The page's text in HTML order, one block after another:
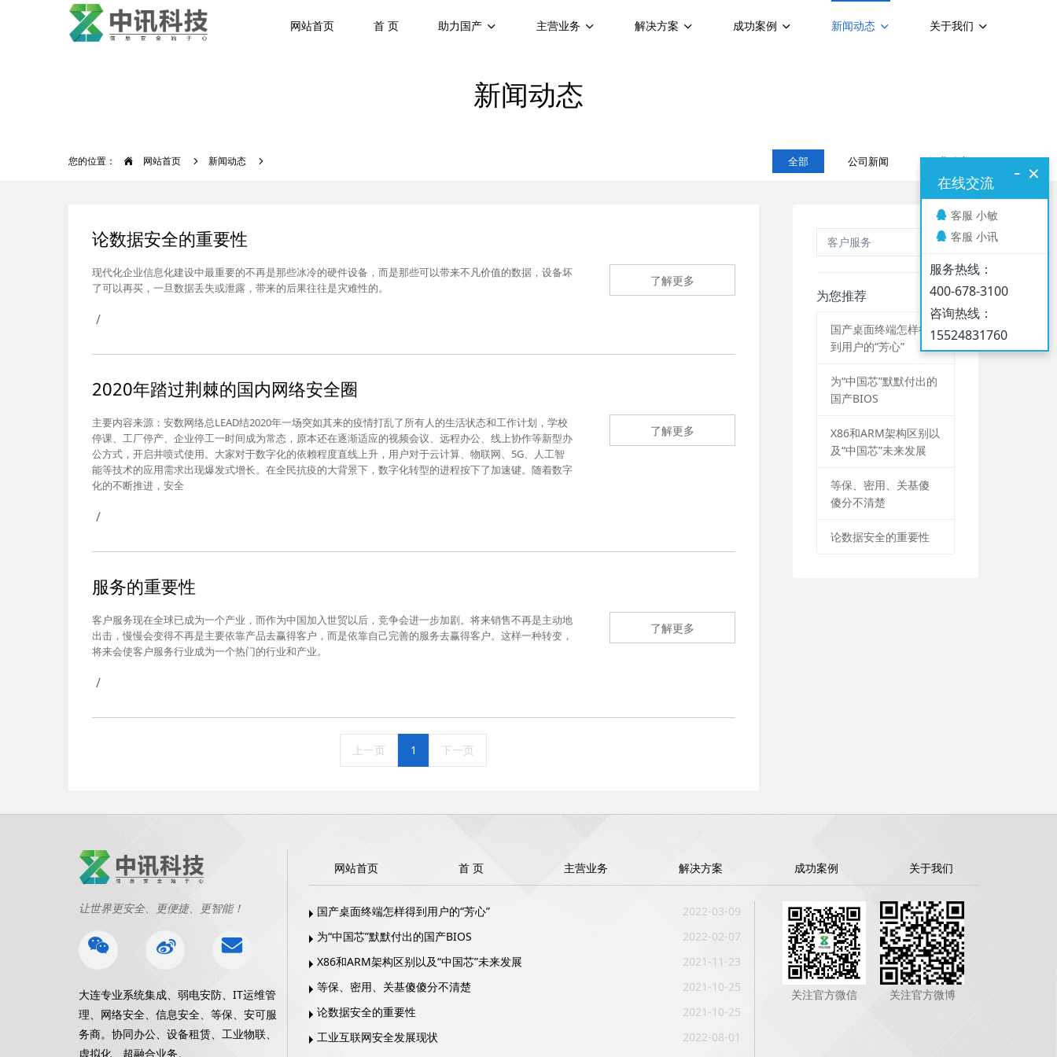
网站首页 首 页 助力国产 主营业务 解决方案 成功案例 新闻动态 关于我们
新闻动态
您的位置： 网站首页 新闻动态 全部 公司新闻 行业动态
论数据安全的重要性
现代化企业信息化建设中最重要的不再是那些冰冷的硬件设备，而是那些可以带来不凡价值的数据，设备坏
了可以再买，一旦数据丢失或泄露，带来的后果往往是灾难性的。
了解更多
/
2020年踏过荆棘的国内网络安全圈
主要内容来源：安数网络总LEAD结2020年一场突如其来的疫情打乱了所有人的生活状态和工作计划，学校
停课、工厂停产、企业停工一时间成为常态，原本还在逐渐适应的视频会议、远程办公、线上协作等新型办
公方式，开启井喷式使用。大家对于数字化的依赖程度直线上升，用户对于云计算、物联网、5G、人工智
能等技术的应用需求出现爆发式增长。在全民抗疫的大背景下，数字化转型的进程按下了加速键。随着数字
化的不断推进，安全
了解更多
/
服务的重要性
客户服务现在全球已成为一个产业，而作为中国加入世贸以后，竞争会进一步加剧。将来销售不再是主动地
出击，慢慢会变得不再是主要依靠产品去赢得客户，而是依靠自己完善的服务去赢得客户。这样一种转变，
将来会使客户服务行业成为一个热门的行业和产业。
了解更多
/
上一页 1 下一页
为您推荐
国产桌面终端怎样得
到用户的“芳心”
为“中国芯”默默付出的
国产BIOS
X86和ARM架构区别以
及“中国芯”未来发展
等保、密用、关基傻
傻分不清楚
论数据安全的重要性
让世界更安全、更便捷、更智能！
大连专业系统集成、弱电安防、IT运维管
理、网络安全、信息安全、等保、安可服
务商。协同办公、设备租赁、工业物联、
虚拟化、超融合业务。
网站首页 首 页 主营业务 解决方案 成功案例 关于我们
国产桌面终端怎样得到用户的“芳心”
2022-03-09
为“中国芯”默默付出的国产BIOS
2022-02-07
X86和ARM架构区别以及“中国芯”未来发展
2021-11-23
等保、密用、关基傻傻分不清楚
2021-10-25
论数据安全的重要性
2021-10-25
工业互联网安全发展现状
2022-08-01
关注官方微信 关注官方微博
×
-
在线交流
客服 小敏
客服 小讯
服务热线：
400-678-3100
咨询热线：
15524831760